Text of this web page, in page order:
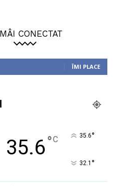
CONECTAT
ÎMI PLACE
35.6°C 35.6°
32.1 °